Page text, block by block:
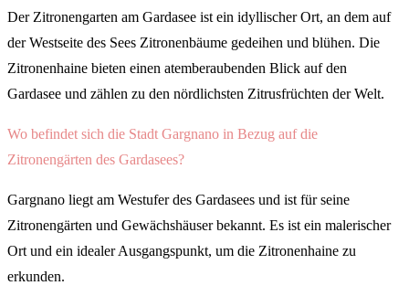
Der Zitronengarten am Gardasee ist ein idyllischer Ort, an dem auf
der Westseite des Sees Zitronenbäume gedeihen und blühen. Die
Zitronenhaine bieten einen atemberaubenden Blick auf den
Gardasee und zählen zu den nördlichsten Zitrusfrüchten der Welt.
Wo befindet sich die Stadt Gargnano in Bezug auf die
Zitronengärten des Gardasees?
Gargnano liegt am Westufer des Gardasees und ist für seine
Zitronengärten und Gewächshäuser bekannt. Es ist ein malerischer
Ort und ein idealer Ausgangspunkt, um die Zitronenhaine zu
erkunden.